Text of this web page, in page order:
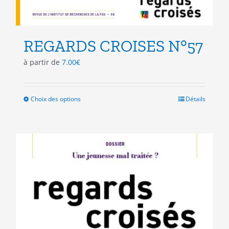
REGARDS CROISES N°57
à partir de 7.00€
Choix des optionsCe
variations.
Les
être
choisies
sur
Détails